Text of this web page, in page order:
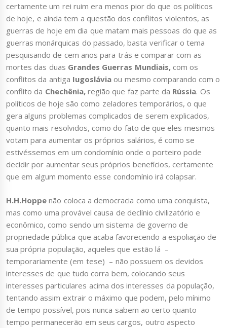
certamente um rei ruim era menos pior do que os políticos
de hoje, e ainda tem a questão dos conflitos violentos, as
guerras de hoje em dia que matam mais pessoas do que as
guerras monárquicas do passado, basta verificar o tema
pesquisando de cem anos para trás e comparar com as
mortes das duas Grandes Guerras Mundiais,com os
conflitos da antiga Iugosláviaou mesmo comparando com o
conflito da Chechênia,região que faz parte da Rússia. Os
políticos de hoje são como zeladores temporários, o que
gera alguns problemas complicados de serem explicados,
quanto mais resolvidos, como do fato de que eles mesmos
votam para aumentar os próprios salários, é como se
estivéssemos em um condomínio onde o porteiro pode
decidir por aumentar seus próprios benefícios, certamente
que em algum momento esse condomínio irá colapsar.
H.H.Hoppe não coloca a democracia como uma conquista,
mas como uma provável causa de declínio civilizatório e
econômico, como sendo um sistema de governo de
propriedade pública que acaba favorecendo a espoliação de
sua própria população, aqueles que estão lá –
temporariamente (em tese) – não possuem os devidos
interesses de que tudo corra bem, colocando seus
interesses particulares acima dos interesses da população,
tentando assim extrair o máximo que podem, pelo mínimo
de tempo possível, pois nunca sabem ao certo quanto
tempo permanecerão em seus cargos, outro aspecto